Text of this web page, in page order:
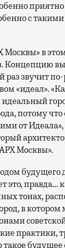
с
Москвы» в
Концепцию
раз звучит
«идеал».
идеальный
потому что
от Идеала»,
Москвы».
будущего
это, правда… к
тонах,
в
практики,
будущее